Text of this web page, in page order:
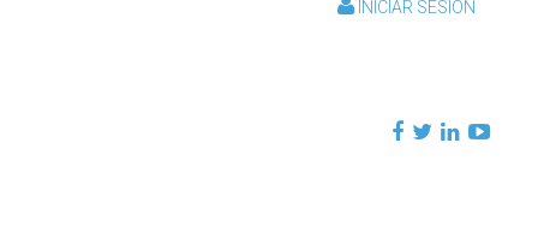
INICIAR SESIÓN